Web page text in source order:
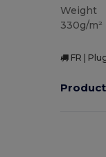
Weight
330g/m²
FR |